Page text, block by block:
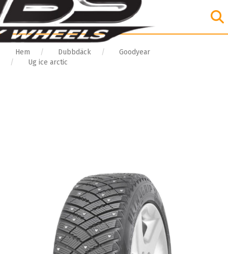
Hem Dubbdäck
Goodyear
Ug ice arctic